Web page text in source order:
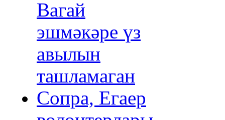
Вагай
эшмәкәре үз
авылын
ташламаган
Сопра, Егаер